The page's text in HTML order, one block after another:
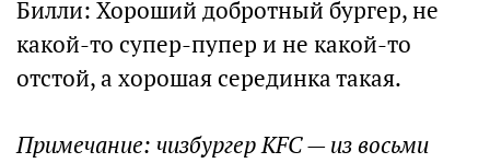
Билли: Хороший добротный бургер, не
какой-то супер-пупер и не какой-то
отстой, а хорошая серединка такая.
Примечание: чизбургер KFC — из восьми